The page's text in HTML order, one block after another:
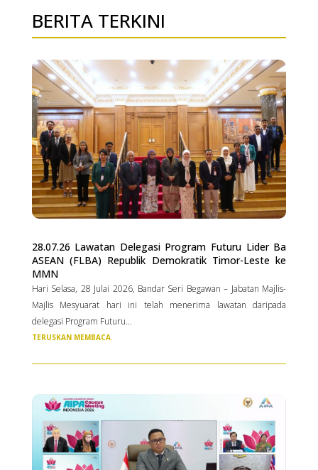
BERITA TERKINI
28.07.26 Lawatan Delegasi Program Futuru Lider Ba
ASEAN (FLBA) Republik Demokratik Timor-Leste ke
MMN
Hari Selasa, 28 Julai 2026, Bandar Seri Begawan – Jabatan Majlis-
Majlis Mesyuarat hari ini telah menerima lawatan daripada
delegasi Program Futuru...
TERUSKAN MEMBACA